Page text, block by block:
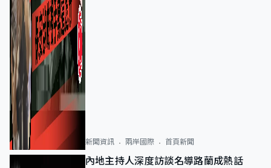
新聞資訊 兩岸國際 首頁新聞
內地主持人深度訪談名導路蘭成熱話